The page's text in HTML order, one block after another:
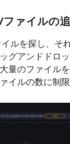
ァイルの
ルを探し、そ
グアンドドロ
量のファイルを
イルの数に制限